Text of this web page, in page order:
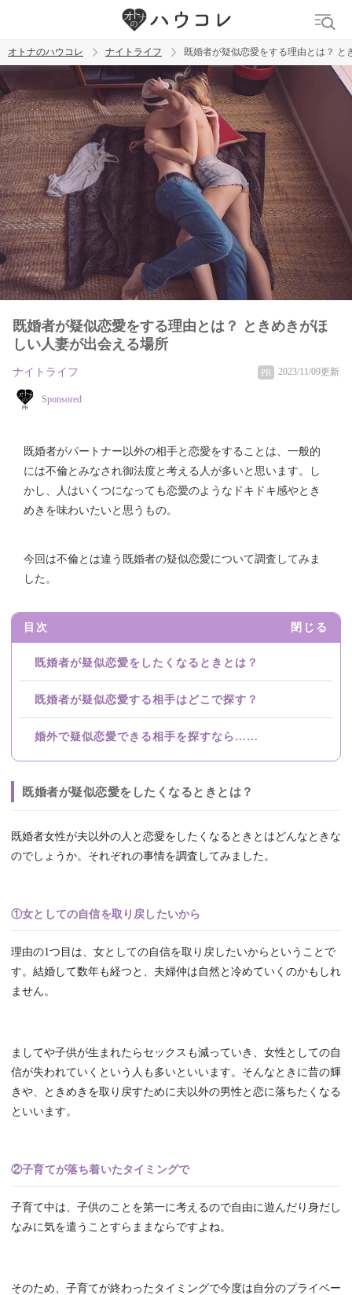
トレンド ワード
ラブグッズ 乳首 吸うやつ
オトナのハウコレ ナイトライフ 既婚者が疑似恋愛をする理由とは？
既婚者が疑似恋愛をする理由とは？ ときめきがほ
しい人妻が出会える場所
ナイトライフ PR 2023/11/09更新
Sponsored
既婚者がパートナー以外の相手と恋愛をすることは、一般的
には不倫とみなされ御法度と考える人が多いと思います。し
かし、人はいくつになっても恋愛のようなドキドキ感やとき
めきを味わいたいと思うもの。
今回は不倫とは違う既婚者の疑似恋愛について調査してみま
した。
目次 閉じる
既婚者が疑似恋愛をしたくなるときとは？
既婚者が疑似恋愛する相手はどこで探す？
婚外で疑似恋愛できる相手を探すなら……
既婚者が疑似恋愛をしたくなるときとは？
既婚者女性が夫以外の人と恋愛をしたくなるときとはどんなときな
のでしょうか。それぞれの事情を調査してみました。
①女としての自信を取り戻したいから
理由の1つ目は、女としての自信を取り戻したいからということで
す。結婚して数年も経つと、夫婦仲は自然と冷めていくのかもしれ
ません。
ましてや子供が生まれたらセックスも減っていき、女性としての自
信が失われていくという人も多いといいます。そんなときに昔の輝
きや、ときめきを取り戻すために夫以外の男性と恋に落ちたくなる
といいます。
②子育てが落ち着いたタイミングで
子育て中は、子供のことを第一に考えるので自由に遊んだり身だし
なみに気を遣うことすらままならですよね。
そのため、子育てが終わったタイミングで今度は自分のプライベー